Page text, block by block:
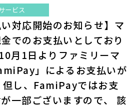
ービス
い対応開始のお知らせ】マ
でのお支払いとしており
月1日よりファミリーマ
」によるお支払いが
但し、FamiPayではお支
一部ございますので、 該